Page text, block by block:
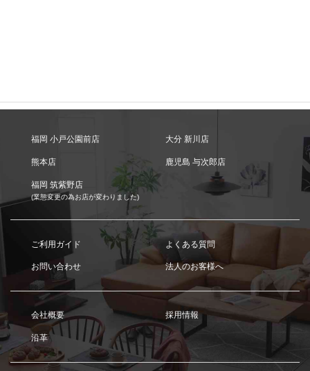
福岡 小戸公園前店 大分 新川店
熊本店 鹿児島 与次郎店
福岡 筑紫野店
(業態変更の為お店が変わりました)
ご利用ガイド よくある質問
お問い合わせ 法人のお客様へ
会社概要 採用情報
沿革